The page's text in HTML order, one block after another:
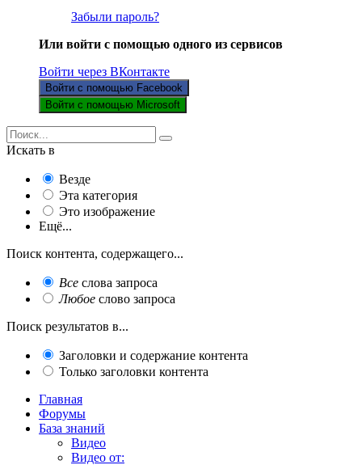
Забыли пароль?
Или войти с помощью одного из сервисов
Войти через ВКонтакте
Войти с помощью Facebook
Войти с помощью Microsoft
Искать в
Везде
Эта категория
Это изображение
Ещё...
Поиск контента, содержащего...
Все слова запроса
Любое слово запроса
Поиск результатов в...
Заголовки и содержание контента
Только заголовки контента
Главная
Форумы
База знаний
Видео
Видео от: